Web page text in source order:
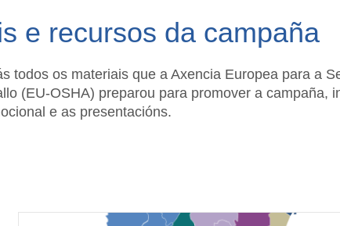
e recursos da campaña
todos os materiais que a Axencia Europea para a
(EU-OSHA) preparou para promover a campaña,
e as presentacións.